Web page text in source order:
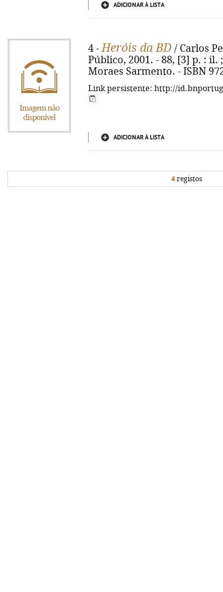
ADICIONAR À LISTA
4 -Heróis da BD / Carlos
Público, 2001. - 88, [3] p. : il.
Moraes Sarmento. - ISBN
Link persistente: http://
ADICIONAR À LISTA
4registos